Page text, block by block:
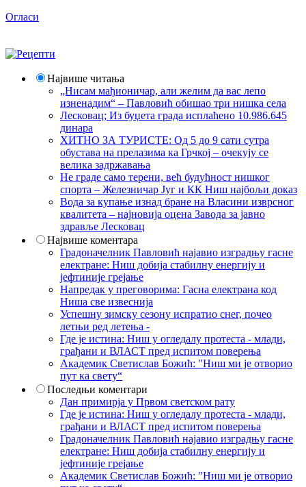
Огласи
Највише читања
„Нисам мађионичар, али желим да вас лепо
изненадим“ – Павловић обишао три нишка села
Лесковац; Из буџета града исплаћено 10.986.645
динара
ХИТНО ЗА ТУРИСТЕ: Од 5 до 9 сати сутра
обустава на прелазима ка Грчкој – очекују се
велика задржавања
Не граде само терени, већ будућност нишког
спорта – Железничар Југ и КК Ниш најбољи доказ
Вода за купање изнад бране на Власини изврсног
квалитета – најновија оцена Завода за јавно
здравље Лесковац
Највише коментара
Градоначелник Павловић најавио изградњу гасне
електране: Ниш добија стабилну енергију и
јефтиније грејање
Напредак у преговорима: Гасна електрана код
Ниша све извеснија
Успешну зимску сезону испратио снег, почео
летњи ред летења -
Где је истина: Ниш у огледалу протеста - млади,
грађани и ВЛАСТ пред испитом поверења
Академик Светислав Божић: "Ниш ми је отворио
пут ка свету“
Последњи коментари
Дан примирја у Првом светском рату
Где је истина: Ниш у огледалу протеста - млади,
грађани и ВЛАСТ пред испитом поверења
Градоначелник Павловић најавио изградњу гасне
електране: Ниш добија стабилну енергију и
јефтиније грејање
Академик Светислав Божић: "Ниш ми је отворио